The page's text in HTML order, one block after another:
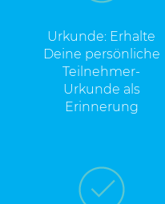
Urkunde: Erhalte
Deine persönliche
Teilnehmer-
Urkunde als
Erinnerung